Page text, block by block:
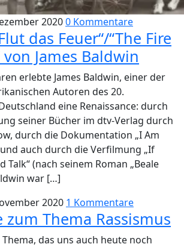
20200 Kommentare
das Feuer“/“The Fire
von James Baldwin
erlebte James Baldwin, einer der
Autoren des 20.
eine Renaissance: durch
seiner Bücher im dtv-Verlag durch
durch die Dokumentation „I Am
auch durch die Verfilmung „If
Talk“ (nach seinem Roman „Beale
war […]
2020 1 Kommentare
zum Thema Rassismus
das uns auch heute noch